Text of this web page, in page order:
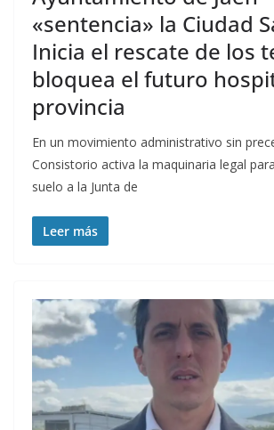
«sentencia» la Ciudad
Inicia el rescate de los
bloquea el futuro
provincia
En un movimiento administrativo sin
Consistorio activa la maquinaria legal
suelo a la Junta de
Leer más